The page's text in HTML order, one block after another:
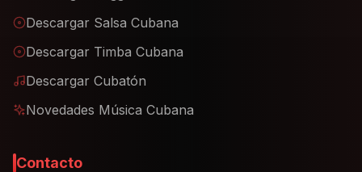
Descargar Salsa Cubana
Descargar Timba Cubana
Descargar Cubatón
Novedades Música Cubana
Contacto